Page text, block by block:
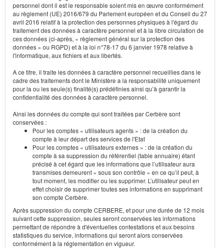
personnel dont il est le responsable soient mis en œuvre conformément
au règlement (UE) 2016/679 du Parlement européen et du Conseil du 27
avril 2016 relatif à la protection des personnes physiques à l'égard du
traitement des données à caractère personnel et à la libre circulation de
ces données (ci-après, « règlement général sur la protection des
données » ou RGPD) et à la loi n°78-17 du 6 janvier 1978 relative à
l'informatique, aux fichiers et aux libertés.
A ce titre, il traite les données à caractère personnel recueillies dans le
cadre des traitements dont le Ministère a la responsabilité uniquement
pour la ou les seule(s) finalité(s) prédéfinies ainsi qu’à garantir la
confidentialité des données à caractère personnel.
Ainsi les données du compte qui sont traitées par Cerbère sont
conservées :
Pour les comptes « utilisateurs agents » : de la création du
compte à leur départ des services de l'Etat
Pour les comptes « utilisateurs externes » : de la création du
compte à sa suppression du référentiel (table annuaire) étant
précisé à cet égard que les informations que l’utilisateur aura
transmises demeurent « sous son contrôle » en ce qu’il peut, à
tout moment, les modifier ou les supprimer. L’utilisateur peut en
effet choisir de supprimer toutes ses informations en supprimant
son compte Cerbère.
Après suppression du compte CERBERE, et pour une durée de 12 mois
suivant cette suppression, seules seront conservées les informations
permettant de répondre à d'éventuelles contestations et aux besoins
statistiques du service, informations qui seront alors conservées
conformément à la réglementation en vigueur.